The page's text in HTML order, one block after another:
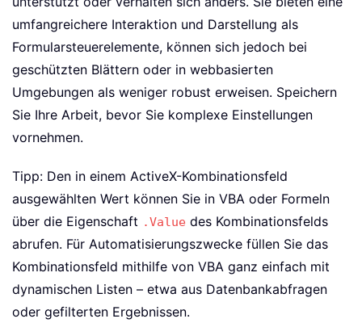
umfangreichere Interaktion und Darstellung als
Formularsteuerelemente, können sich jedoch bei
geschützten Blättern oder in webbasierten
Umgebungen als weniger robust erweisen. Speichern
Sie Ihre Arbeit, bevor Sie komplexe Einstellungen
vornehmen.
Tipp: Den in einem ActiveX-Kombinationsfeld
ausgewählten Wert können Sie in VBA oder Formeln
über die Eigenschaft .Value des Kombinationsfelds
abrufen. Für Automatisierungszwecke füllen Sie das
Kombinationsfeld mithilfe von VBA ganz einfach mit
dynamischen Listen – etwa aus Datenbankabfragen
oder gefilterten Ergebnissen.